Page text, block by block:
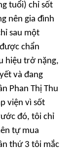
tuổi) chỉ sốt
nên gia đình
sau một
chẩn
hiệu trở nặng,
và đang
Phan Thị Thu
viện vì sốt
đó, tôi chỉ
tự mua
thứ 3 tôi mắc